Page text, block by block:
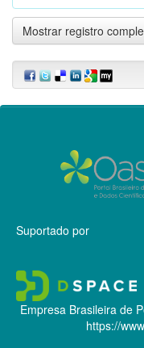
Mostrar registro
Suportado por
Empresa Brasileira de
https://